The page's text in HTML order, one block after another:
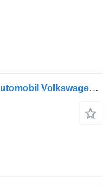
Bara stabilizatoare 7H5 pentru automobil Volkswagen TRANSPORTER V (T5) Minibus / passenger